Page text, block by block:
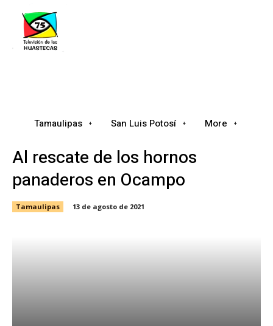
Tamaulipas San Luis Potosí More
Al rescate de los hornos
panaderos en Ocampo
Tamaulipas 13 de agosto de 2021